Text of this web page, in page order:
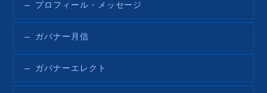
プロフィール・メッセージ
ガバナー月信
ガバナーエレクト